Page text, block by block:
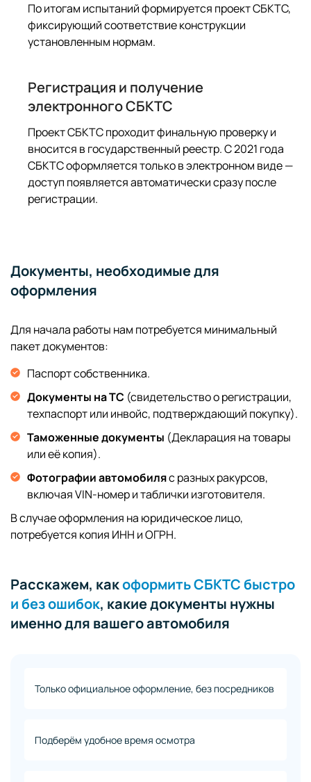
По итогам испытаний формируется проект СБКТС,
фиксирующий соответствие конструкции
установленным нормам.
Регистрация и получение
электронного СБКТС
Проект СБКТС проходит финальную проверку и
вносится в государственный реестр. С 2021 года
СБКТС оформляется только в электронном виде —
доступ появляется автоматически сразу после
регистрации.
Документы, необходимые для
оформления
Для начала работы нам потребуется минимальный
пакет документов:
Паспорт собственника.
Документы на ТС (свидетельство о регистрации,
техпаспорт или инвойс, подтверждающий покупку).
Таможенные документы (Декларация на товары
или её копия).
Фотографии автомобиляс разных ракурсов,
включая VIN-номер и таблички изготовителя.
В случае оформления на юридическое лицо,
потребуется копия ИНН и ОГРН.
Расскажем, какоформить СБКТС быстро
и без ошибок, какие документы нужны
именно для вашего автомобиля
Только официальное оформление, без посредников
Подберём удобное время осмотра